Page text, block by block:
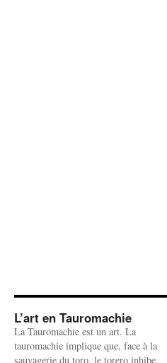
L’art en Tauromachie
La Tauromachie est un art. La
tauromachie implique que, face à la
sauvagerie du toro, le torero inhibe